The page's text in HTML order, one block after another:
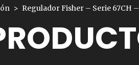
Regulador Fisher – Serie 67CH –